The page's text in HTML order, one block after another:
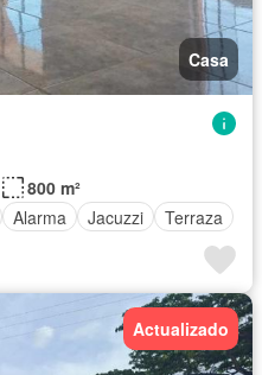
Casa
800 m²
Alarma Jacuzzi Terraza
Actualizado